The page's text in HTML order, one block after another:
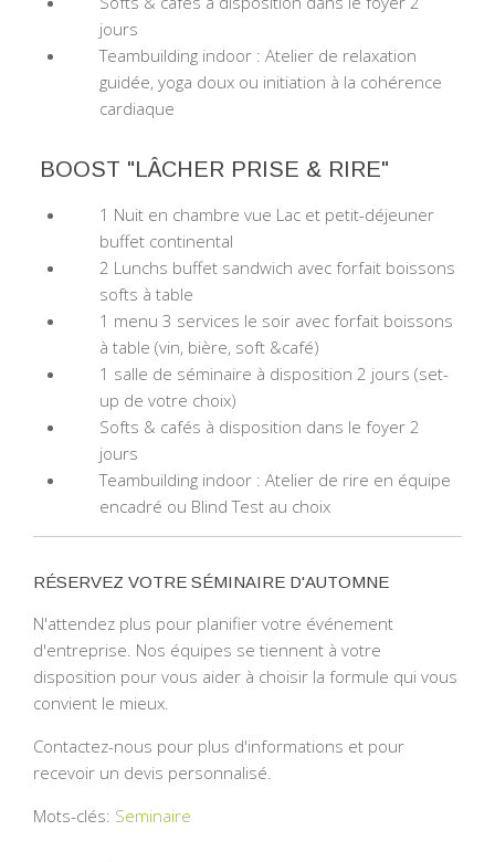
jours
Teambuilding indoor : Atelier de relaxation
guidée, yoga doux ou initiation à la cohérence
cardiaque
BOOST "LÂCHER PRISE & RIRE"
1 Nuit en chambre vue Lac et petit-déjeuner
buffet continental
2 Lunchs buffet sandwich avec forfait boissons
softs à table
1 menu 3 services le soir avec forfait boissons
à table (vin, bière, soft &café)
1 salle de séminaire à disposition 2 jours (set-
up de votre choix)
Softs & cafés à disposition dans le foyer 2
jours
Teambuilding indoor : Atelier de rire en équipe
encadré ou Blind Test au choix
RÉSERVEZ VOTRE SÉMINAIRE D'AUTOMNE
N'attendez plus pour planifier votre événement
d'entreprise. Nos équipes se tiennent à votre
disposition pour vous aider à choisir la formule qui vous
convient le mieux.
Contactez-nous pour plus d'informations et pour
recevoir un devis personnalisé.
Mots-clés: Seminaire